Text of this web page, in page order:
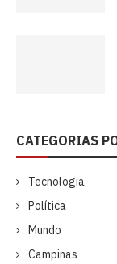
CATEGORIAS
Tecnologia
Política
Mundo
Campinas